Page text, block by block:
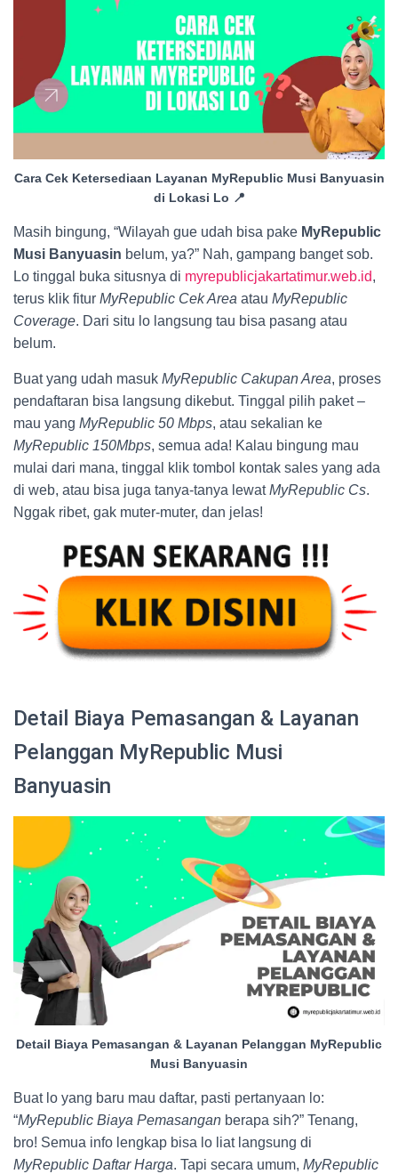
Cara Cek Ketersediaan Layanan MyRepublic Musi Banyuasin
di Lokasi Lo 📍
Masih bingung, “Wilayah gue udah bisa pake MyRepublic
Musi Banyuasin belum, ya?” Nah, gampang banget sob.
Lo tinggal buka situsnya di myrepublicjakartatimur.web.id,
terus klik fitur MyRepublic Cek Area atau MyRepublic
Coverage. Dari situ lo langsung tau bisa pasang atau
belum.
Buat yang udah masuk MyRepublic Cakupan Area, proses
pendaftaran bisa langsung dikebut. Tinggal pilih paket –
mau yang MyRepublic 50 Mbps, atau sekalian ke
MyRepublic 150Mbps, semua ada! Kalau bingung mau
mulai dari mana, tinggal klik tombol kontak sales yang ada
di web, atau bisa juga tanya-tanya lewatMyRepublic Cs.
Nggak ribet, gak muter-muter, dan jelas!
Detail Biaya Pemasangan & Layanan
Pelanggan MyRepublic Musi
Banyuasin
Detail Biaya Pemasangan & Layanan Pelanggan MyRepublic
Musi Banyuasin
Buat lo yang baru mau daftar, pasti pertanyaan lo:
“MyRepublic Biaya Pemasangan berapa sih?” Tenang,
bro! Semua info lengkap bisa lo liat langsung di
MyRepublic Daftar Harga. Tapi secara umum, MyRepublic